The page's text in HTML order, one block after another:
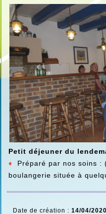
Petit déjeuner du
♦ Préparé par nos soins :
boulangerie située à
Date de création : 14/04/